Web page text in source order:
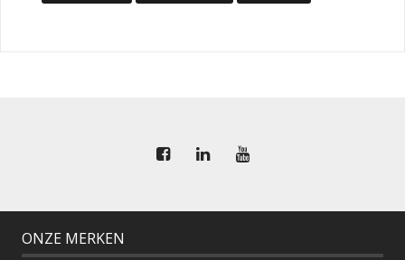
ONZE MERKEN